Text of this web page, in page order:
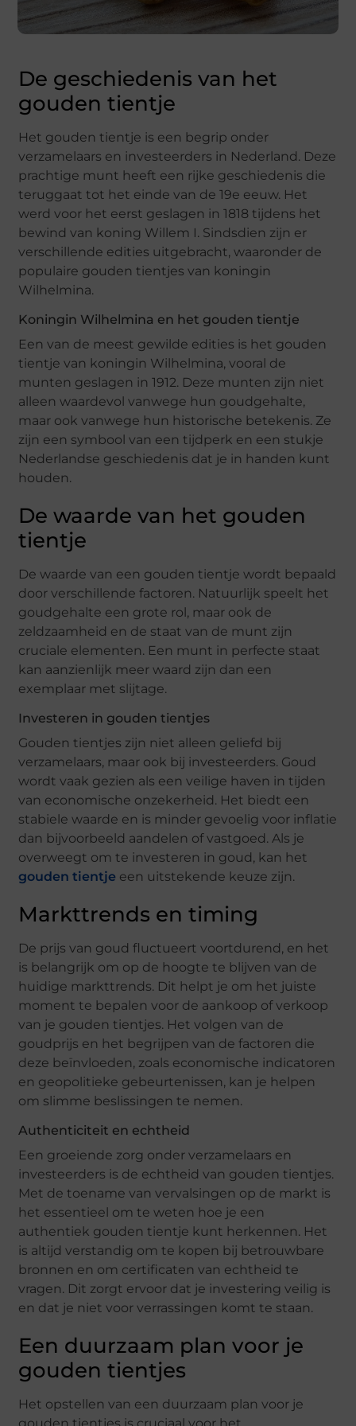
De geschiedenis van het
gouden tientje
Het gouden tientje is een begrip onder
verzamelaars en investeerders in Nederland. Deze
prachtige munt heeft een rijke geschiedenis die
teruggaat tot het einde van de 19e eeuw. Het
werd voor het eerst geslagen in 1818 tijdens het
bewind van koning Willem I. Sindsdien zijn er
verschillende edities uitgebracht, waaronder de
populaire gouden tientjes van koningin
Wilhelmina.
Koningin Wilhelmina en het gouden tientje
Een van de meest gewilde edities is het gouden
tientje van koningin Wilhelmina, vooral de
munten geslagen in 1912. Deze munten zijn niet
alleen waardevol vanwege hun goudgehalte,
maar ook vanwege hun historische betekenis. Ze
zijn een symbool van een tijdperk en een stukje
Nederlandse geschiedenis dat je in handen kunt
houden.
De waarde van het gouden
tientje
De waarde van een gouden tientje wordt bepaald
door verschillende factoren. Natuurlijk speelt het
goudgehalte een grote rol, maar ook de
zeldzaamheid en de staat van de munt zijn
cruciale elementen. Een munt in perfecte staat
kan aanzienlijk meer waard zijn dan een
exemplaar met slijtage.
Investeren in gouden tientjes
Gouden tientjes zijn niet alleen geliefd bij
verzamelaars, maar ook bij investeerders. Goud
wordt vaak gezien als een veilige haven in tijden
van economische onzekerheid. Het biedt een
stabiele waarde en is minder gevoelig voor inflatie
dan bijvoorbeeld aandelen of vastgoed. Als je
overweegt om te investeren in goud, kan het
gouden tientje een uitstekende keuze zijn.
Markttrends en timing
De prijs van goud fluctueert voortdurend, en het
is belangrijk om op de hoogte te blijven van de
huidige markttrends. Dit helpt je om het juiste
moment te bepalen voor de aankoop of verkoop
van je gouden tientjes. Het volgen van de
goudprijs en het begrijpen van de factoren die
deze beïnvloeden, zoals economische indicatoren
en geopolitieke gebeurtenissen, kan je helpen
om slimme beslissingen te nemen.
Authenticiteit en echtheid
Een groeiende zorg onder verzamelaars en
investeerders is de echtheid van gouden tientjes.
Met de toename van vervalsingen op de markt is
het essentieel om te weten hoe je een
authentiek gouden tientje kunt herkennen. Het
is altijd verstandig om te kopen bij betrouwbare
bronnen en om certificaten van echtheid te
vragen. Dit zorgt ervoor dat je investering veilig is
en dat je niet voor verrassingen komt te staan.
Een duurzaam plan voor je
gouden tientjes
Het opstellen van een duurzaam plan voor je